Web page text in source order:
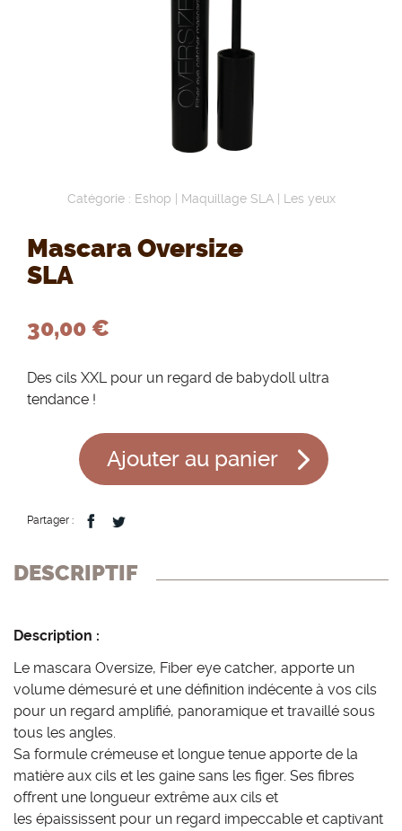
Catégorie : Eshop Maquillage SLA Les yeux
Mascara Oversize
SLA
30,00 €
Des cils XXL pour un regard de babydoll ultra
tendance !
Ajouter au panier
Partager :
DESCRIPTIF
Description :
Le mascara Oversize, Fiber eye catcher, apporte un
volume démesuré et une définition indécente à vos cils
pour un regard amplifié, panoramique et travaillé sous
tous les angles.
Sa formule crémeuse et longue tenue apporte de la
matière aux cils et les gaine sans les figer. Ses fibres
offrent une longueur extrême aux cils et
les épaississent pour un regard impeccable et captivant